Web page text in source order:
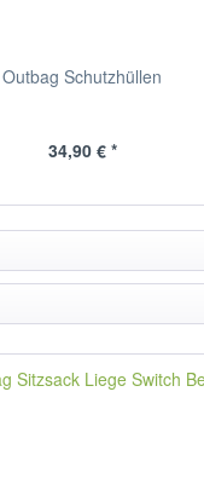
Outbag Schutzhüllen
34,90 € *